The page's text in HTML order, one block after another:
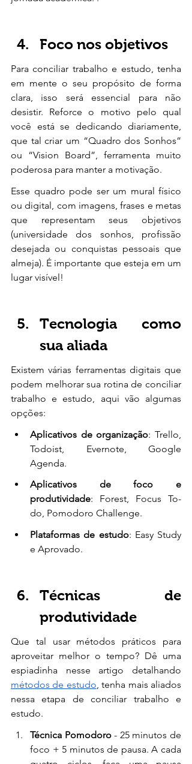
Foco nos objetivos
Para conciliar trabalho e estudo, tenha
em mente o seu propósito de forma
clara, isso será essencial para não
desistir. Reforce o motivo pelo qual
você está se dedicando diariamente,
que tal criar um “Quadro dos Sonhos”
ou “Vision Board”, ferramenta muito
poderosa para manter a motivação.
Esse quadro pode ser um mural físico
ou digital, com imagens, frases e metas
que representam seus objetivos
(universidade dos sonhos, profissão
desejada ou conquistas pessoais que
almeja). É importante que esteja em um
lugar visível!
Tecnologia como
sua aliada
Existem várias ferramentas digitais que
podem melhorar sua rotina de conciliar
trabalho e estudo, aqui vão algumas
opções:
Aplicativos de organização: Trello,
Todoist, Evernote, Google
Agenda.
Aplicativos de foco e
produtividade: Forest, Focus To-
do, Pomodoro Challenge.
Plataformas de estudo: Easy Study
e Aprovado.
Técnicas de
produtividade
Que tal usar métodos práticos para
aproveitar melhor o tempo? Dê uma
métodos de estudo, tenha mais aliados
nessa etapa de conciliar trabalho e
estudo.
Técnica Pomodoro - 25 minutos de
foco + 5 minutos de pausa. A cada